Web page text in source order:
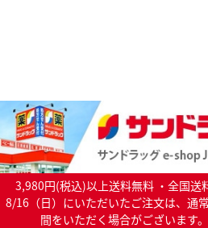
3,980円(税込)以上送料無料 ・全国
8/16（日）にいただいたご注文は、通
間をいただく場合がございます